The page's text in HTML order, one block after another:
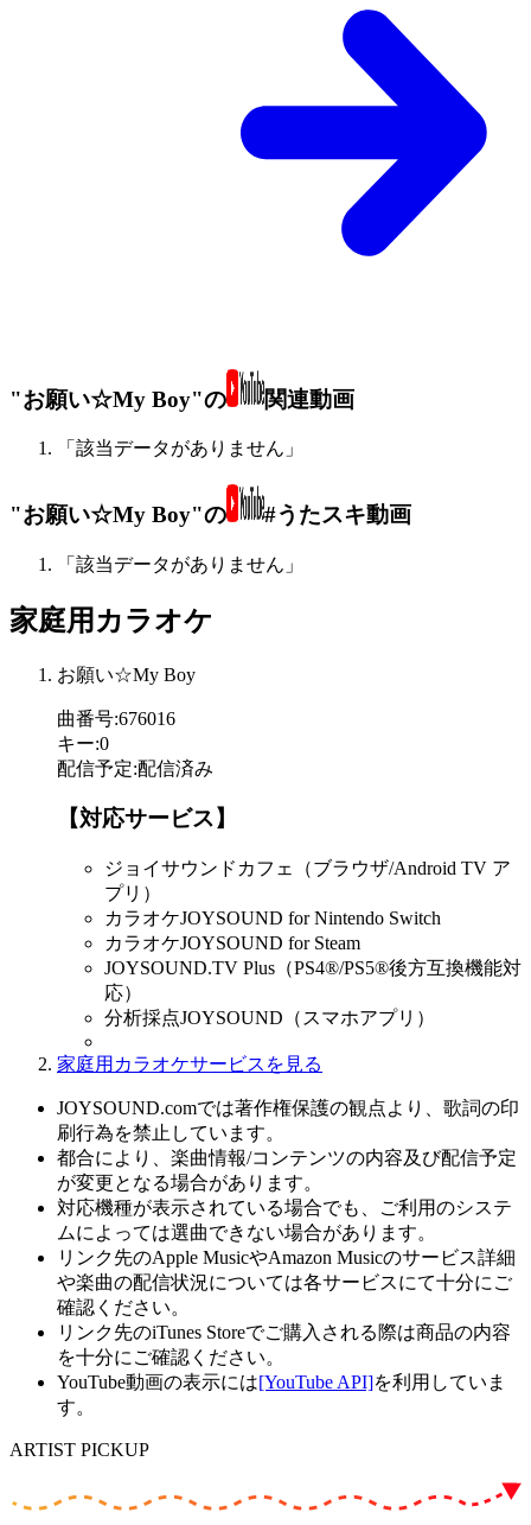
"お願い☆My Boy"の 関連動画
「該当データがありません」
"お願い☆My Boy"の #うたスキ動画
「該当データがありません」
家庭用カラオケ
お願い☆My Boy
曲番号:676016
キー:0
配信予定:配信済み
【対応サービス】
ジョイサウンドカフェ（ブラウザ/Android TV ア
プリ）
カラオケJOYSOUND for Nintendo Switch
カラオケJOYSOUND for Steam
JOYSOUND.TV Plus（PS4®/PS5®後方互換機能対
応）
分析採点JOYSOUND（スマホアプリ）
家庭用カラオケサービスを見る
JOYSOUND.comでは著作権保護の観点より、歌詞の印
刷行為を禁止しています。
都合により、楽曲情報/コンテンツの内容及び配信予定
が変更となる場合があります。
対応機種が表示されている場合でも、ご利用のシステ
ムによっては選曲できない場合があります。
リンク先のApple MusicやAmazon Musicのサービス詳細
や楽曲の配信状況については各サービスにて十分にご
確認ください。
リンク先のiTunes Storeでご購入される際は商品の内容
を十分にご確認ください。
YouTube動画の表示には[YouTube API]を利用していま
す。
ARTIST PICKUP